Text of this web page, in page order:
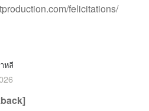
felicitations/
หลี